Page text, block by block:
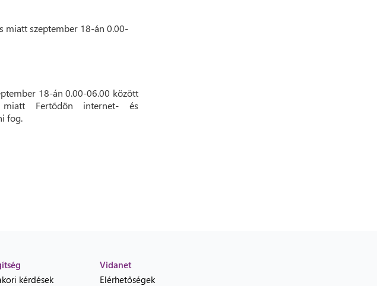
miatt szeptember 18-án 0.00-
18-án 0.00-06.00 között
miatt Fertődön internet- és
fog.
kérdések
Vidanet
Elérhetőségek